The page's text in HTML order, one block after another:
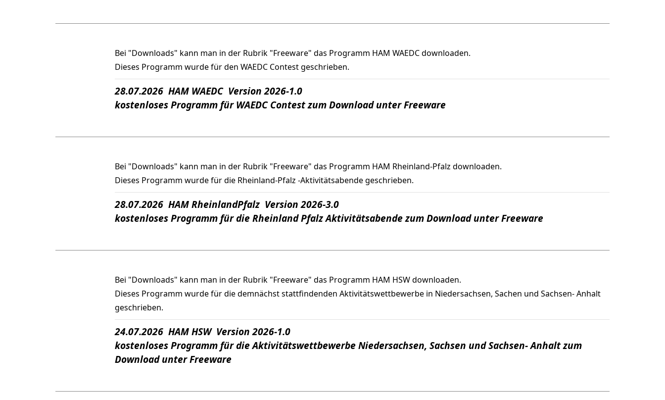
Bei "Downloads" kann man in der Rubrik "Freeware" das Programm HAM WAEDC downloaden.
Dieses Programm wurde für den WAEDC Contest geschrieben.
28.07.2026 HAM WAEDC Version 2026-1.0
kostenloses Programm für WAEDC Contest zum Download unter Freeware
Bei "Downloads" kann man in der Rubrik "Freeware" das Programm HAM Rheinland-Pfalz downloaden.
Dieses Programm wurde für die Rheinland-Pfalz -Aktivitätsabende geschrieben.
28.07.2026 HAM RheinlandPfalz Version 2026-3.0
kostenloses Programm für die Rheinland Pfalz Aktivitätsabende zum Download unter Freeware
Bei "Downloads" kann man in der Rubrik "Freeware" das Programm HAM HSW downloaden.
Dieses Programm wurde für die demnächst stattfindenden Aktivitätswettbewerbe in Niedersachsen, Sachen und Sachsen- Anhalt
geschrieben.
24.07.2026 HAM HSW Version 2026-1.0
kostenloses Programm für die Aktivitätswettbewerbe Niedersachsen, Sachsen und Sachsen- Anhalt zum
Download unter Freeware